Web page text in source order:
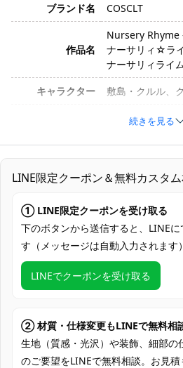
ブランド名
COSCLT
作品名
Nursery Rhyme
ナーサリィ☆ラ
ナーサリィライ
キャラクター
敷島・クルル、
オーダーメイド
素材
コスプレ専用生
セット内容
トップス、スカ
発送予定
営業日（土・日
支払い方法
クレジットカー
discover、
PayPal、銀行振込
使用場所
撮影、同人誌即
園系・ファンタ
レート撮影
続きを見る
LINE限定クーポン＆無料カスタ
① LINE限定クーポンを受け取る
下のボタンから送信すると、LINE
す（メッセージは自動入力されます
LINEでクーポンを受け取る
② 材質・仕様変更もLINEで無料相
生地（質感・光沢）や装飾、細部の
のご要望をLINEで無料相談。お見